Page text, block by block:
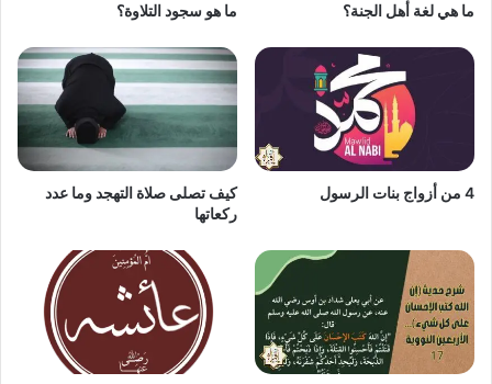
ما هي لغة أهل الجنة؟ ما هو سجود التلاوة؟
4 من أزواج بنات الرسول
كيف تصلى صلاة التهجد وما عدد
ركعاتها